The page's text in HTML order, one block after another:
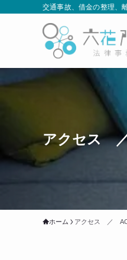
交通事故、借金の整理、
アクセス
ホーム アクセス ／